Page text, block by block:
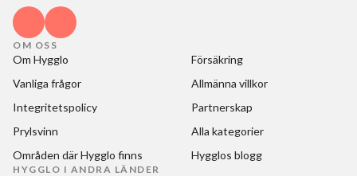
OM OSS
Om Hygglo
Försäkring
Vanliga frågor
Allmänna villkor
Integritetspolicy
Partnerskap
Prylsvinn
Alla kategorier
Områden där Hygglo finns
Hygglos blogg
HYGGLO I ANDRA LÄNDER